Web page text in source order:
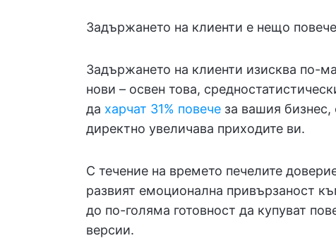
Задържането на клиенти е нещо
Задържането на клиенти изисква по-
нови – освен това,
да харчат 31% повече за вашия бизнес,
директно увеличава приходите ви.
С течение на времето печелите
развият емоционална привързаност
до по-голяма готовност да купуват
версии.